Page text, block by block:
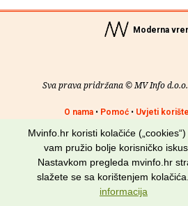
Moderna
Sva prava pridržana © MV Info
O nama• Pomoć• Uvjeti
Potraži nas na:
Mvinfo.hr koristi kolačiće
vam pružio bolje korisničko
Nastavkom pregleda mvinfo.hr
slažete se sa korištenjem kolačića.
informacija